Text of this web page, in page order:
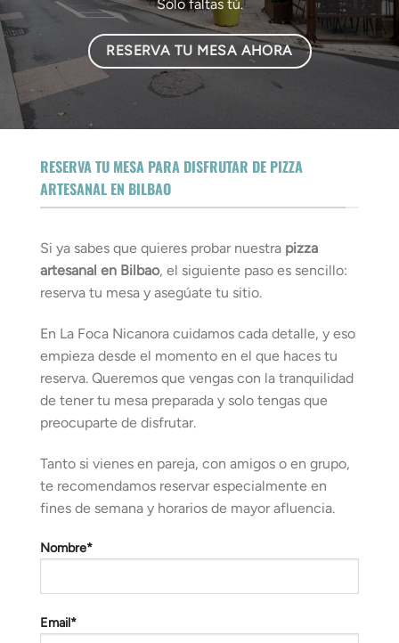
Solo faltas tú.
RESERVA TU MESA AHORA
RESERVA TU MESA PARA DISFRUTAR DE PIZZA
ARTESANAL EN BILBAO
Si ya sabes que quieres probar nuestra pizza
artesanal en Bilbao, el siguiente paso es sencillo:
reserva tu mesa y asegúate tu sitio.
En La Foca Nicanora cuidamos cada detalle, y eso
empieza desde el momento en el que haces tu
reserva. Queremos que vengas con la tranquilidad
de tener tu mesa preparada y solo tengas que
preocuparte de disfrutar.
Tanto si vienes en pareja, con amigos o en grupo,
te recomendamos reservar especialmente en
fines de semana y horarios de mayor afluencia.
Nombre*
Email*